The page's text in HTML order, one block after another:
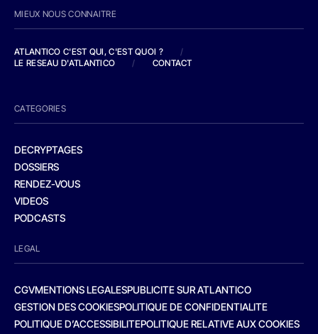
MIEUX NOUS CONNAITRE
ATLANTICO C'EST QUI, C'EST QUOI ?
/
LE RESEAU D'ATLANTICO
/ CONTACT
CATEGORIES
DECRYPTAGES
DOSSIERS
RENDEZ-VOUS
VIDEOS
PODCASTS
LEGAL
CGVMENTIONS LEGALESPUBLICITE SUR ATLANTICO
GESTION DES COOKIESPOLITIQUE DE CONFIDENTIALITE
POLITIQUE D’ACCESSIBILITEPOLITIQUE RELATIVE AUX COOKIES